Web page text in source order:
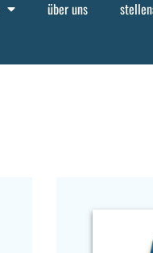
über uns